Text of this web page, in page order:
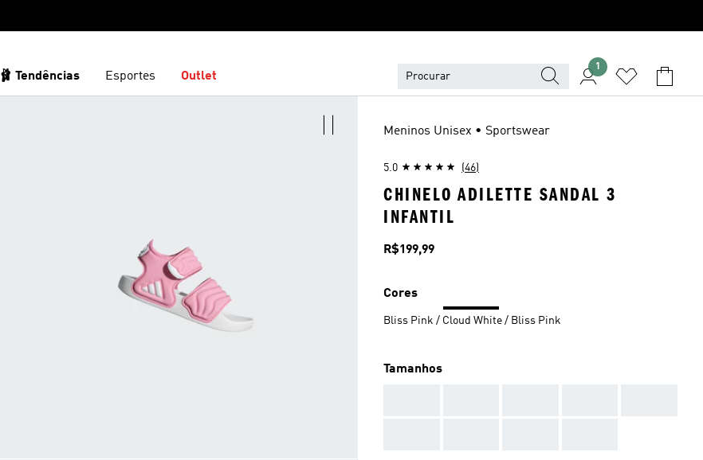
🩰 Tendências Esportes Outlet
1
Meninos Unisex • Sportswear
5.0 (46)
CHINELO ADILETTE SANDAL 3
INFANTIL
Preço
R$199,99
Cores
Bliss Pink / Cloud White / Bliss Pink
Tamanhos